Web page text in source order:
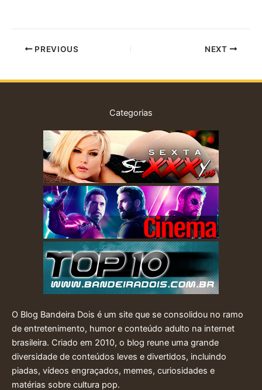
PREVIOUS NEXT
Categorias
O Blog Bandeira Dois é um site que se consolidou no ramo
de entretenimento, humor e conteúdo adulto na internet
brasileira. Criado em 2010, o blog reune uma grande
diversidade de conteúdos leves e divertidos, incluindo
piadas, vídeos engraçados, memes, curiosidades e
matérias sobre cultura pop.